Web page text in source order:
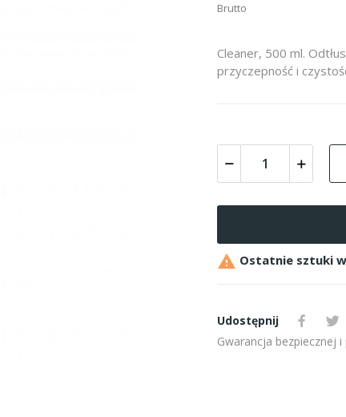
Brutto
Cleaner, 500 ml.
przyczepność i
 Ostatnie sztuki
Udostępnij
Gwarancja bezpiecznej